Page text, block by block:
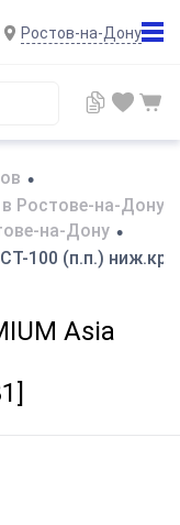
Ростов-на-Дону
•
Ростове-на-Дону
на-Дону •
100 (п.п.)
Asia